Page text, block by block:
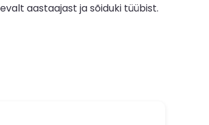
aastaajast ja sõiduki tüübist.